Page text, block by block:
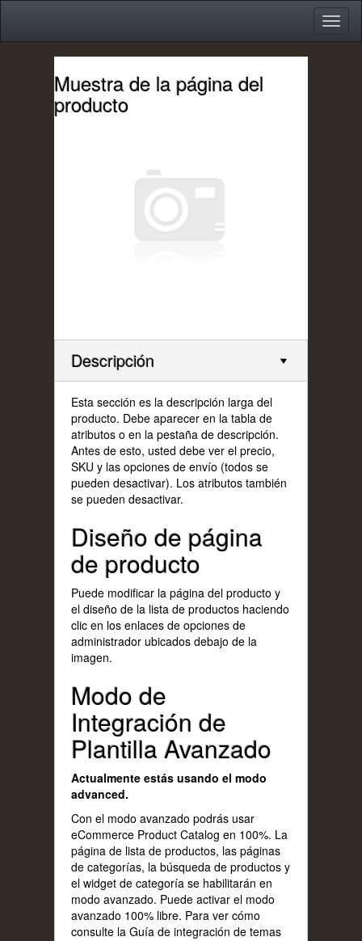
Muestra de la página del
producto
Descripción
Esta sección es la descripción larga del
producto. Debe aparecer en la tabla de
atributos o en la pestaña de descripción.
Antes de esto, usted debe ver el precio,
SKU y las opciones de envío (todos se
pueden desactivar). Los atributos también
se pueden desactivar.
Diseño de página
de producto
Puede modificar la página del producto y
el diseño de la lista de productos haciendo
clic en los enlaces de opciones de
administrador ubicados debajo de la
imagen.
Modo de
Integración de
Plantilla Avanzado
Actualmente estás usando el modo
advanced.
Con el modo avanzado podrás usar
eCommerce Product Catalog en 100%. La
página de lista de productos, las páginas
de categorías, la búsqueda de productos y
el widget de categoría se habilitarán en
modo avanzado. Puede activar el modo
avanzado 100% libre. Para ver cómo
consulte la Guía de integración de temas